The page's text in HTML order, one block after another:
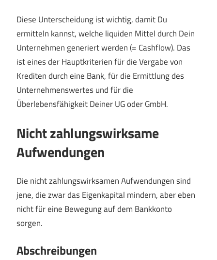
Diese Unterscheidung ist wichtig, damit Du
ermitteln kannst, welche liquiden Mittel durch Dein
Unternehmen generiert werden (= Cashflow). Das
ist eines der Hauptkriterien für die Vergabe von
Krediten durch eine Bank, für die Ermittlung des
Unternehmenswertes und für die
Überlebensfähigkeit Deiner UG oder GmbH.
Nicht zahlungswirksame
Aufwendungen
Die nicht zahlungswirksamen Aufwendungen sind
jene, die zwar das Eigenkapital mindern, aber eben
nicht für eine Bewegung auf dem Bankkonto
sorgen.
Abschreibungen